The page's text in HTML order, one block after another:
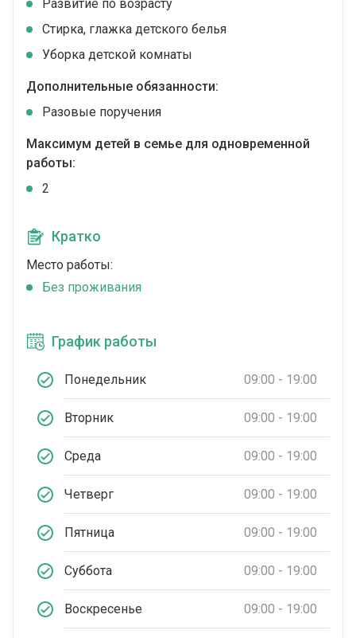
Развитие по возрасту
Стирка, глажка детского белья
Уборка детской комнаты
Дополнительные обязанности:
Разовые поручения
Максимум детей в семье для одновременной
работы:
2
Кратко
Место работы:
Без проживания
График работы
Понедельник 09:00 - 19:00
Вторник 09:00 - 19:00
Среда 09:00 - 19:00
Четверг 09:00 - 19:00
Пятница 09:00 - 19:00
Суббота 09:00 - 19:00
Воскресенье 09:00 - 19:00